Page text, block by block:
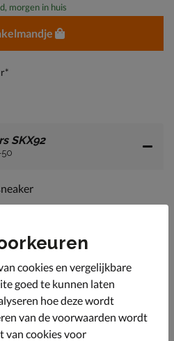
morgen in huis
SKX92
het draaggevoel optimaliseert
Foam voetbed zorgt ervoor
temperatuur blijven en
demping.
cookies en vergelijkbare
goed te kunnen laten
hoe deze wordt
van de voorwaarden wordt
van cookies voor